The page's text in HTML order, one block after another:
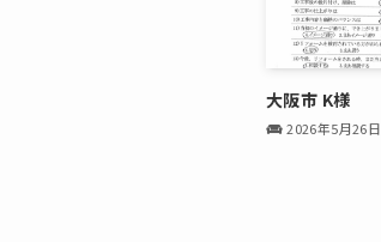
大阪市 K様
2026年5月26日